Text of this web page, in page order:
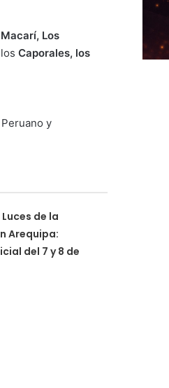
Los
Caporales, los
y
de la
Arequipa:
del 7 y 8 de